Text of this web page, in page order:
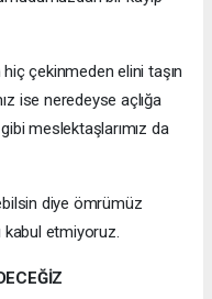
çekinmeden elini taşın
ise neredeyse açlığa
meslektaşlarımız da
diye ömrümüz
kabul etmiyoruz.